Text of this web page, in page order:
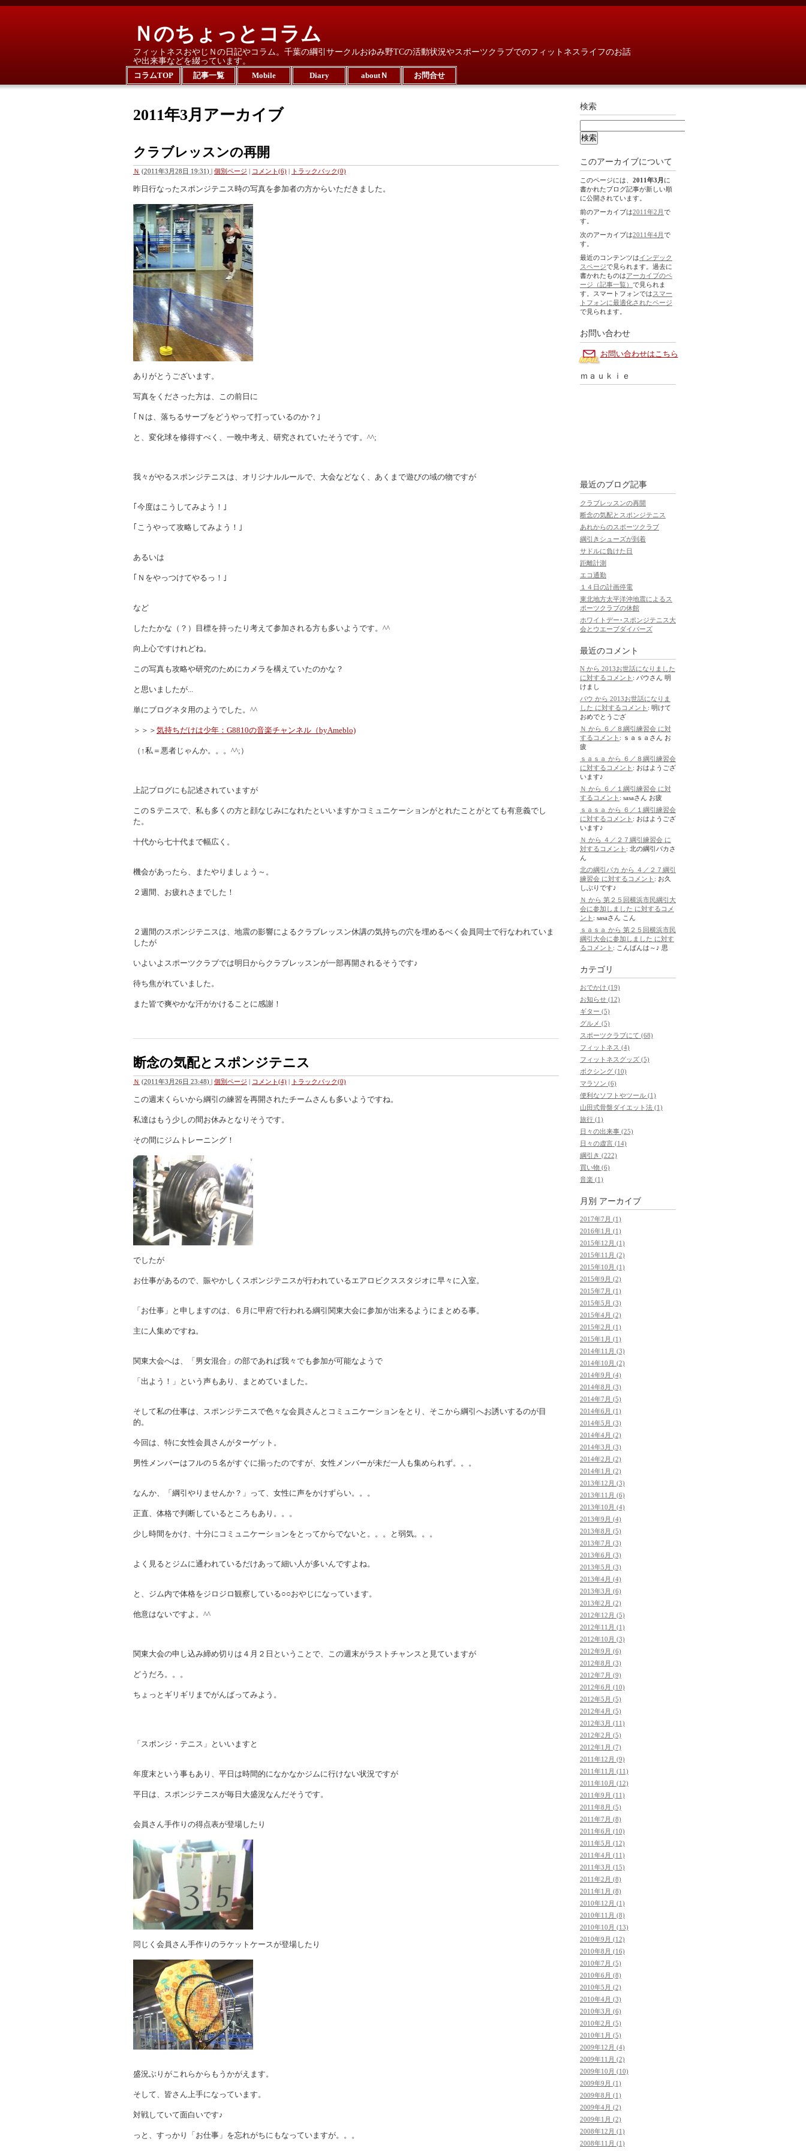
Ｎのちょっとコラム
フィットネスおやじＮの日記やコラム。千葉の綱引サークルおゆみ野TCの活動状況やスポーツクラブでのフィットネスライフのお話
や出来事などを綴っています。
コラムTOP
記事一覧 Mobile Diary aboutＮ お問合せ
2011年3月アーカイブ
クラブレッスンの再開
Ｎ (2011年3月28日 19:31) | 個別ページ | コメント(6) | トラックバック(0)
昨日行なったスポンジテニス時の写真を参加者の方からいただきました。
ありがとうございます。
写真をくださった方は、この前日に
｢Ｎは、落ちるサーブをどうやって打っているのか？｣
と、変化球を修得すべく、一晩中考え、研究されていたそうです。^^;
我々がやるスポンジテニスは、オリジナルルールで、大会などなく、あくまで遊びの域の物ですが
｢今度はこうしてみよう！｣
｢こうやって攻略してみよう！｣
あるいは
｢Ｎをやっつけてやるっ！｣
など
したたかな（？）目標を持ったり考えて参加される方も多いようです。^^
向上心ですけれどね。
この写真も攻略や研究のためにカメラを構えていたのかな？
と思いましたが...
単にブログネタ用のようでした。^^
＞＞＞ 気持ちだけは少年：G8810の音楽チャンネル（byAmeblo)
（↑私＝悪者じゃんか。。。^^;）
上記ブログにも記述されていますが
このＳテニスで、私も多くの方と顔なじみになれたといいますかコミュニケーションがとれたことがとても有意義でし
た。
十代から七十代まで幅広く。
機会があったら、またやりましょう～。
２週間、お疲れさまでした！
２週間のスポンジテニスは、地震の影響によるクラブレッスン休講の気持ちの穴を埋めるべく会員同士で行なわれていま
したが
いよいよスポーツクラブでは明日からクラブレッスンが一部再開されるそうです♪
待ち焦がれていました。
また皆で爽やかな汗がかけることに感謝！
断念の気配とスポンジテニス
Ｎ (2011年3月26日 23:48) | 個別ページ | コメント(4) | トラックバック(0)
この週末くらいから綱引の練習を再開されたチームさんも多いようですね。
私達はもう少しの間お休みとなりそうです。
その間にジムトレーニング！
でしたが
お仕事があるので、賑やかしくスポンジテニスが行われているエアロビクススタジオに早々に入室。
「お仕事」と申しますのは、６月に甲府で行われる綱引関東大会に参加が出来るようにまとめる事。
主に人集めですね。
関東大会へは、「男女混合」の部であれば我々でも参加が可能なようで
「出よう！」という声もあり、まとめていました。
そして私の仕事は、スポンジテニスで色々な会員さんとコミュニケーションをとり、そこから綱引へお誘いするのが目
的。
今回は、特に女性会員さんがターゲット。
男性メンバーはフルの５名がすぐに揃ったのですが、女性メンバーが未だ一人も集められず。。。
なんか、「綱引やりませんか？」って、女性に声をかけずらい。。。
正直、体格で判断しているところもあり。。。
少し時間をかけ、十分にコミュニケーションをとってからでないと。。。と弱気。。。
よく見るとジムに通われているだけあって細い人が多いんですよね。
と、ジム内で体格をジロジロ観察している○○おやじになっています。
他意はないですよ。^^
関東大会の申し込み締め切りは４月２日ということで、この週末がラストチャンスと見ていますが
どうだろ。。。
ちょっとギリギリまでがんばってみよう。
「スポンジ・テニス」といいますと
年度末という事もあり、平日は時間的になかなかジムに行けない状況ですが
平日は、スポンジテニスが毎日大盛況なんだそうです。
会員さん手作りの得点表が登場したり
同じく会員さん手作りのラケットケースが登場したり
盛況ぶりがこれらからもうかがえます。
そして、皆さん上手になっています。
対戦していて面白いです♪
っと、すっかり「お仕事」を忘れがちにもなっていますが。。。
検索
このアーカイブについて
このページには、 2011年3月 に
書かれたブログ記事が新しい順
に公開されています。
前のアーカイブは2011年2月で
す。
次のアーカイブは2011年4月で
す。
最近のコンテンツはインデック
スページで見られます。過去に
書かれたものはアーカイブのペ
ージ（記事一覧） で見られま
す。スマートフォンでは スマー
トフォンに最適化されたページ
で見られます。
お問い合わせ
お問い合わせはこちら
ｍａｕｋｉｅ
最近のブログ記事
クラブレッスンの再開
断念の気配とスポンジテニス
あれからのスポーツクラブ
綱引きシューズが到着
サドルに負けた日
距離計測
エコ通勤
１４日の計画停電
東北地方太平洋沖地震によるス
ポーツクラブの休館
ホワイトデー･スポンジテニス大
会とウエーブダイバーズ
最近のコメント
N から 2013お世話になりました
に対するコメント : バウさん 明
けまし
バウ から 2013お世話になりま
した に対するコメント : 明けて
おめでとうござ
Ｎ から ６／８綱引練習会 に対
するコメント : ｓａｓａさん お
疲
ｓａｓａ から ６／８綱引練習会
に対するコメント : おはようござ
います♪
Ｎ から ６／１綱引練習会 に対
するコメント : sasaさん お疲
ｓａｓａ から ６／１綱引練習会
に対するコメント : おはようござ
います♪
Ｎ から ４／２７綱引練習会 に
対するコメント : 北の綱引バカさ
ん
北の綱引バカ から ４／２７綱引
練習会 に対するコメント : お久
しぶりです♪
Ｎ から 第２５回横浜市民綱引大
会に参加しました に対するコメ
ント : sasaさん こん
ｓａｓａ から 第２５回横浜市民
綱引大会に参加しました に対す
るコメント : こんばんは～♪ 思
カテゴリ
おでかけ (19)
お知らせ (12)
ギター (5)
グルメ (5)
スポーツクラブにて (68)
フィットネス (4)
フィットネスグッズ (5)
ボクシング (10)
マラソン (6)
便利なソフトやツール (1)
山田式骨盤ダイエット法 (1)
旅行 (1)
日々の出来事 (25)
日々の虚言 (14)
綱引き (222)
買い物 (6)
音楽 (1)
月別 アーカイブ
2017年7月 (1)
2016年1月 (1)
2015年12月 (1)
2015年11月 (2)
2015年10月 (1)
2015年9月 (2)
2015年7月 (1)
2015年5月 (3)
2015年4月 (2)
2015年2月 (1)
2015年1月 (1)
2014年11月 (3)
2014年10月 (2)
2014年9月 (4)
2014年8月 (3)
2014年7月 (5)
2014年6月 (1)
2014年5月 (3)
2014年4月 (2)
2014年3月 (3)
2014年2月 (2)
2014年1月 (2)
2013年12月 (3)
2013年11月 (6)
2013年10月 (4)
2013年9月 (4)
2013年8月 (5)
2013年7月 (3)
2013年6月 (3)
2013年5月 (3)
2013年4月 (4)
2013年3月 (6)
2013年2月 (2)
2012年12月 (5)
2012年11月 (1)
2012年10月 (3)
2012年9月 (6)
2012年8月 (3)
2012年7月 (9)
2012年6月 (10)
2012年5月 (5)
2012年4月 (5)
2012年3月 (11)
2012年2月 (5)
2012年1月 (7)
2011年12月 (9)
2011年11月 (11)
2011年10月 (12)
2011年9月 (11)
2011年8月 (5)
2011年7月 (8)
2011年6月 (10)
2011年5月 (12)
2011年4月 (11)
2011年3月 (15)
2011年2月 (8)
2011年1月 (8)
2010年12月 (1)
2010年11月 (8)
2010年10月 (13)
2010年9月 (12)
2010年8月 (16)
2010年7月 (5)
2010年6月 (8)
2010年5月 (2)
2010年4月 (3)
2010年3月 (6)
2010年2月 (5)
2010年1月 (5)
2009年12月 (4)
2009年11月 (2)
2009年10月 (10)
2009年9月 (1)
2009年8月 (1)
2009年4月 (2)
2009年1月 (2)
2008年12月 (1)
2008年11月 (1)